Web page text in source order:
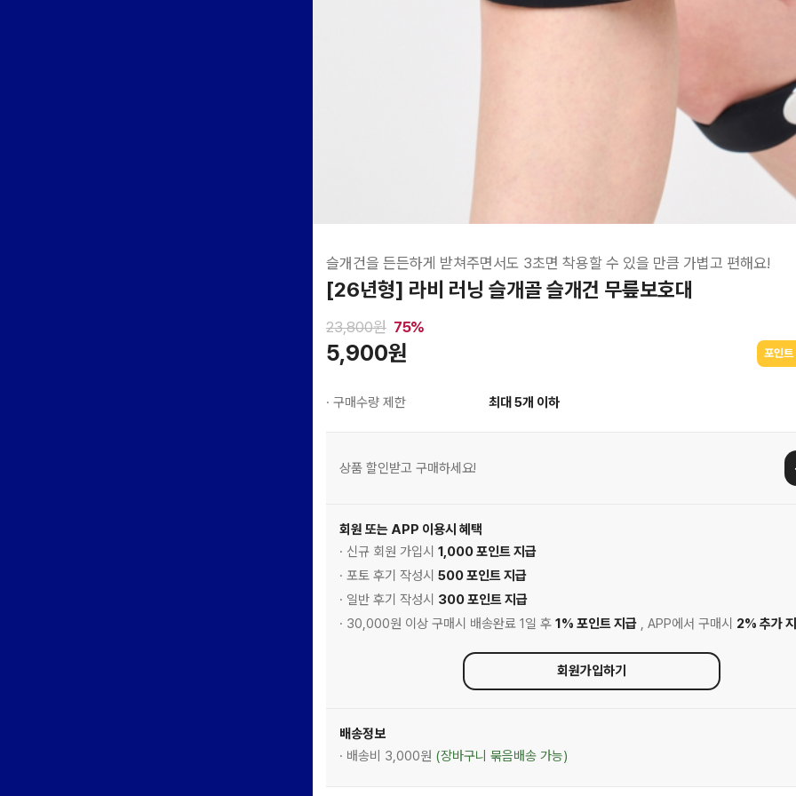
슬개건을 든든하게 받쳐주면서도 3초면 착용할 수 있을 만큼 가볍고 편해요!
[26년형] 라비 러닝 슬개골 슬개건 무릎보호대
23,800원 75%
5,900원 포인
· 구매수량 제한 최대 5개 이하
상품 할인받고 구매하세요!
회원 또는 APP 이용시 혜택
· 신규 회원 가입시 1,000 포인트 지급
· 포토 후기 작성시 500 포인트 지급
· 일반 후기 작성시 300 포인트 지급
· 30,000원 이상 구매시 배송완료 1일 후 1% 포인트 지급 , APP에서 구매시 2% 추가
회원가입하기
배송정보
· 배송비 3,000원 (장바구니 묶음배송 가능)